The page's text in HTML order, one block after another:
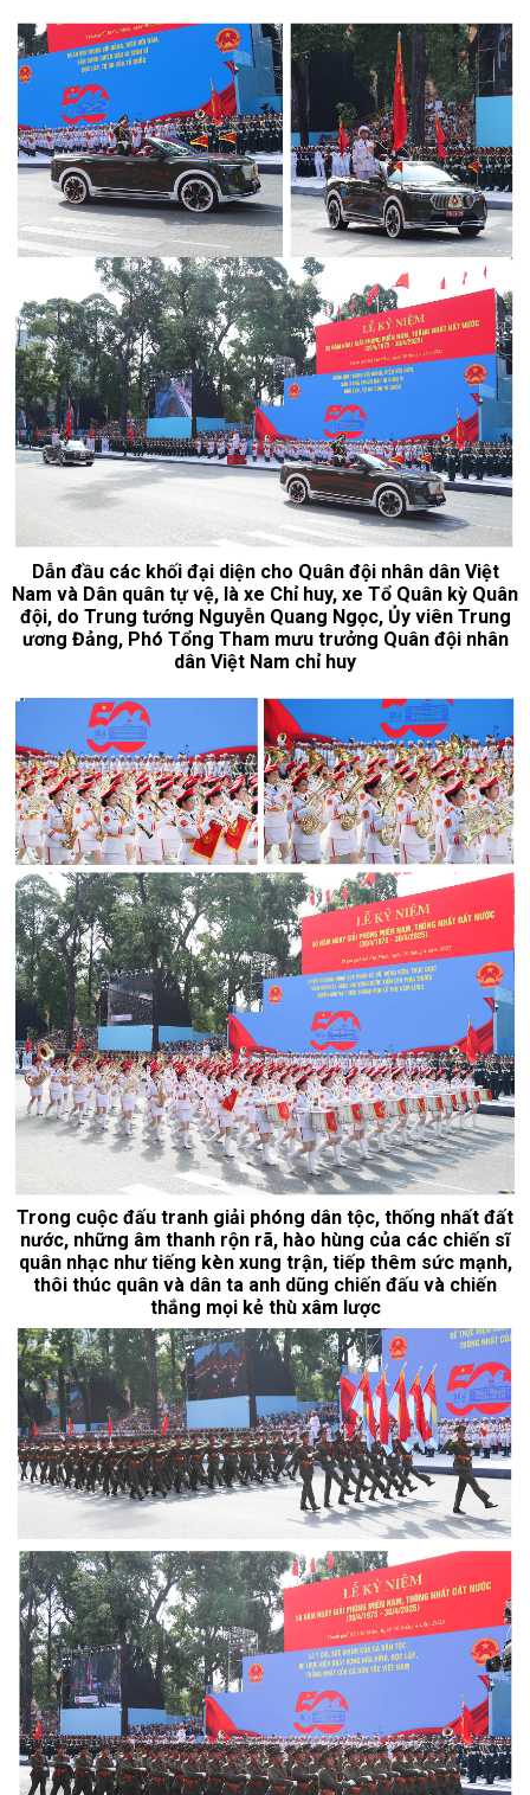
Dẫn đầu các khối đại diện cho Quân đội nhân dân Việt
Nam và Dân quân tự vệ, là xe Chỉ huy, xe Tổ Quân kỳ Quân
đội, do Trung tướng Nguyễn Quang Ngọc, Ủy viên Trung
ương Đảng, Phó Tổng Tham mưu trưởng Quân đội nhân
dân Việt Nam chỉ huy
Trong cuộc đấu tranh giải phóng dân tộc, thống nhất đất
nước, những âm thanh rộn rã, hào hùng của các chiến sĩ
quân nhạc như tiếng kèn xung trận, tiếp thêm sức mạnh,
thôi thúc quân và dân ta anh dũng chiến đấu và chiến
thắng mọi kẻ thù xâm lược